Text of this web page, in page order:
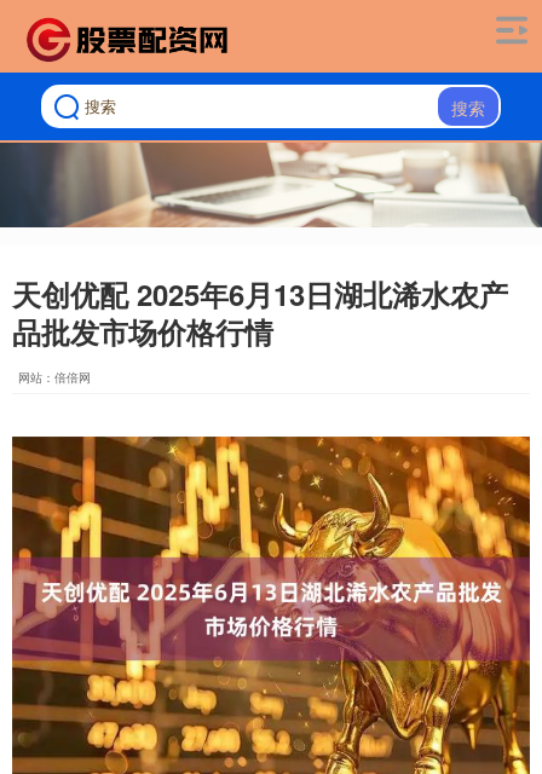
搜索
天创优配 2025年6月13日湖北浠水农产
品批发市场价格行情
网站：倍倍网